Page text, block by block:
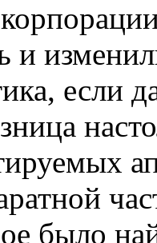
и
если
было